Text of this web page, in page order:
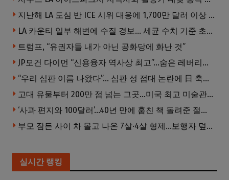
지난해 LA 도심 반 ICE 시위 대응에 1,700만 달러 이상 지출… LAPD, 대규모 시위 대비 강화 필요
LA 카운티 일부 해변에 수질 경보… 세균 수치 기준 초과, 입수 자제 당부
트럼프, “유권자들 내가 아닌 공화당에 화난 것”
JP모건 다이먼 “신용융자 역사상 최고”…숨은 레버리지 경고
“우리 심판 이름 나왔다”… 심판 성 접대 논란에 日 축구계 발칵
고대 유물부터 200만 점 넘는 그곳…미국 최고 미술관은?
‘사과 편지와 100달러’…40년 만에 훔친 책 돌려준 절도범
부모 잠든 사이 차 몰고 나온 7살·4살 형제…보행자 덮쳐 중태
실시간 랭킹